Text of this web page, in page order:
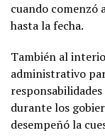
cuando comenzó
hasta la fecha.
También al
administrativo
durante los
desempeñó la